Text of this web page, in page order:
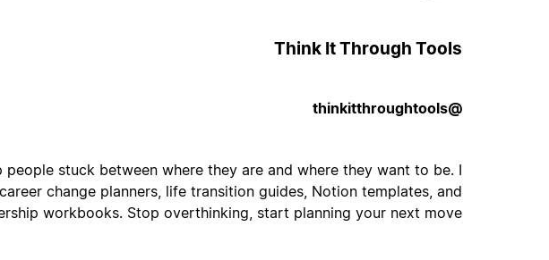
Think It Through Tools
@thinkitthroughtools
people stuck between where they are and where they want to be. I
change planners, life transition guides, Notion templates, and
workbooks. Stop overthinking, start planning your next move.